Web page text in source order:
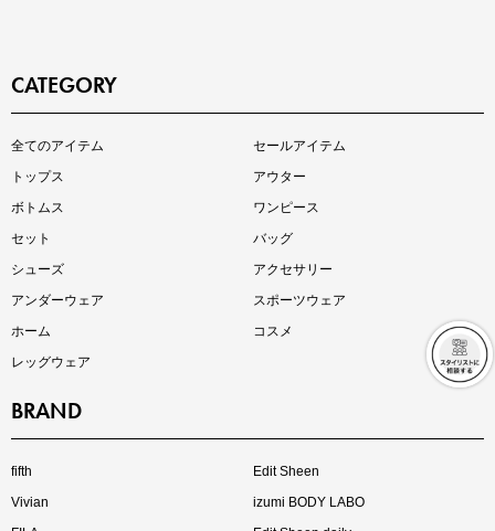
注目の新作が販売開始
インスタライブ【8.7配信】
CATEGORY
全てのアイテム
セールアイテム
トップス
アウター
ボトムス
ワンピース
セット
バッグ
シューズ
アクセサリー
アンダーウェア
スポーツウェア
ホーム
コスメ
レッグウェア
BRAND
fifth
Edit Sheen
Vivian
izumi BODY LABO
クーポンを取得